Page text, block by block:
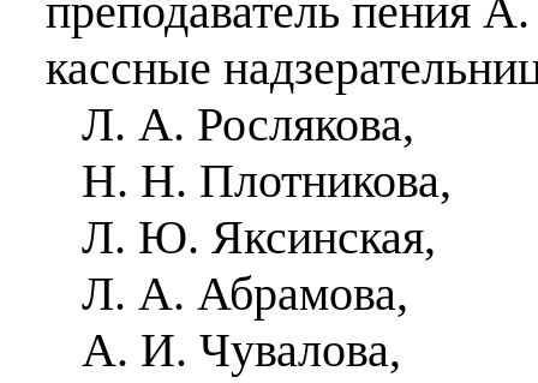
преподаватель пения
кассные
Л. А. Рослякова,
Н. Н. Плотникова,
Л. Ю. Яксинская,
Л. А. Абрамова,
А. И. Чувалова,